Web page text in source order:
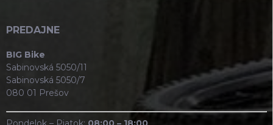
PREDAJNE
BIG Bike
Sabinovská 5050/11
Sabinovská 5050/7
080 01 Prešov